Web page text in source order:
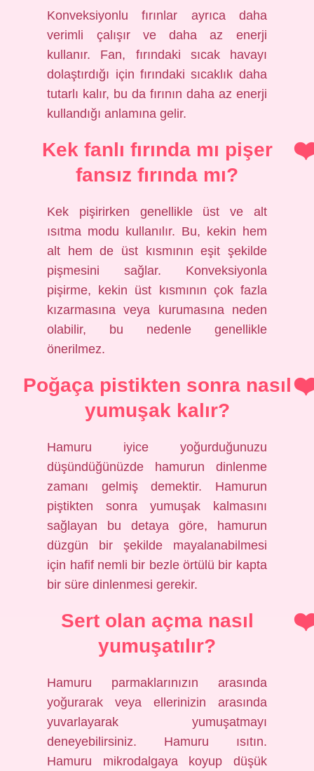
Konveksiyonlu fırınlar ayrıca daha
verimli çalışır ve daha az enerji
kullanır. Fan, fırındaki sıcak havayı
dolaştırdığı için fırındaki sıcaklık daha
tutarlı kalır, bu da fırının daha az enerji
kullandığı anlamına gelir.
Kek fanlı fırında mı pişer
fansız fırında mı?
Kek pişirirken genellikle üst ve alt
ısıtma modu kullanılır. Bu, kekin hem
alt hem de üst kısmının eşit şekilde
pişmesini sağlar. Konveksiyonla
pişirme, kekin üst kısmının çok fazla
kızarmasına veya kurumasına neden
olabilir, bu nedenle genellikle
önerilmez.
Poğaça pistikten sonra nasıl
yumuşak kalır?
Hamuru iyice yoğurduğunuzu
düşündüğünüzde hamurun dinlenme
zamanı gelmiş demektir. Hamurun
piştikten sonra yumuşak kalmasını
sağlayan bu detaya göre, hamurun
düzgün bir şekilde mayalanabilmesi
için hafif nemli bir bezle örtülü bir kapta
bir süre dinlenmesi gerekir.
Sert olan açma nasıl
yumuşatılır?
Hamuru parmaklarınızın arasında
yoğurarak veya ellerinizin arasında
yuvarlayarak yumuşatmayı
deneyebilirsiniz. Hamuru ısıtın.
Hamuru mikrodalgaya koyup düşük